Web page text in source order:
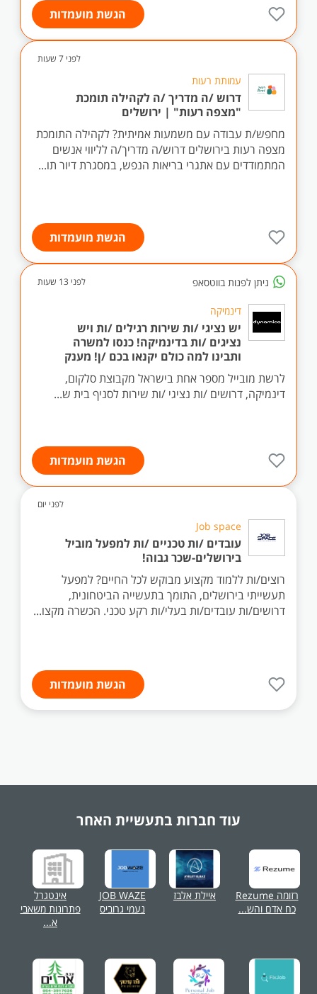
הגשת מועמדות
לפני 7 שעות
עמותת רעות
דרוש /ה מדריך /ה לקהילה תומכת
"מצפה רעות" | ירושלים
מחפש/ת עבודה עם משמעות אמיתית? לקהילה התומכת
מצפה רעות בירושלים דרוש/ה מדריך/ה לליווי אנשים
המתמודדים עם אתגרי בריאות הנפש, במסגרת דיור תו...
הגשת מועמדות
ניתן לפנות בווטסאפ לפני 13 שעות
דינמיקה
יש נציגי /ות שירות רגילים /ות ויש
נציגים /ות בדינמיקה! כנסו למשרה
ותבינו למה כולם יקנאו בכם /ן! מענק
לרשת מובייל מספר אחת בישראל מקבוצת סלקום,
דינמיקה, דרושים /ות נציגי /ות שירות לסניף בית ש...
הגשת מועמדות
לפני יום
Job space
עובדים /ות טכניים /ות למפעל מוביל
בירושלים-שכר גבוה!
רוצים/ות ללמוד מקצוע מבוקש לכל החיים? למפעל
תעשייתי בירושלים, התומך בתעשייה הביטחונית,
דרושים/ות עובדים/ות בעלי/ות רקע טכני. הכשרה מקצו...
הגשת מועמדות
עוד חברות בתעשיית האחר
רזומה Rezume
כח אדם והש...
איילת אלבז
JOB WAZE
נעמי גרוביס
אינטגרל
פתרונות משאבי
א...